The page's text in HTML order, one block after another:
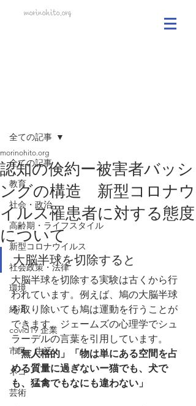
morinohito.org
全ての記事
教育
社会・政治
高齢期・ライフスタイル
新型コロナウイルス
社会政策・法律
環境
経済
covid19 企業
市民・生活
ネコ
芸術
全ての記事
認知の倹約ー被害者バッシ
ングの構造 新型コロナウ
イルス罹患者に対する態度
について
morinohito.org
大脳半球を切除すると
大脳半球を切除する実験は古くから行
われています。例えば、鳩の大脳半球
を取り除いても鳩は運動を行うことが
できます。ジェームズの心理学でシュ
ラーデルの言葉を引用しています。
「無人格的」「物は単にある空間を占
める質量に過ぎないー猫でも、犬で
も、猛禽でもなにも違わない」